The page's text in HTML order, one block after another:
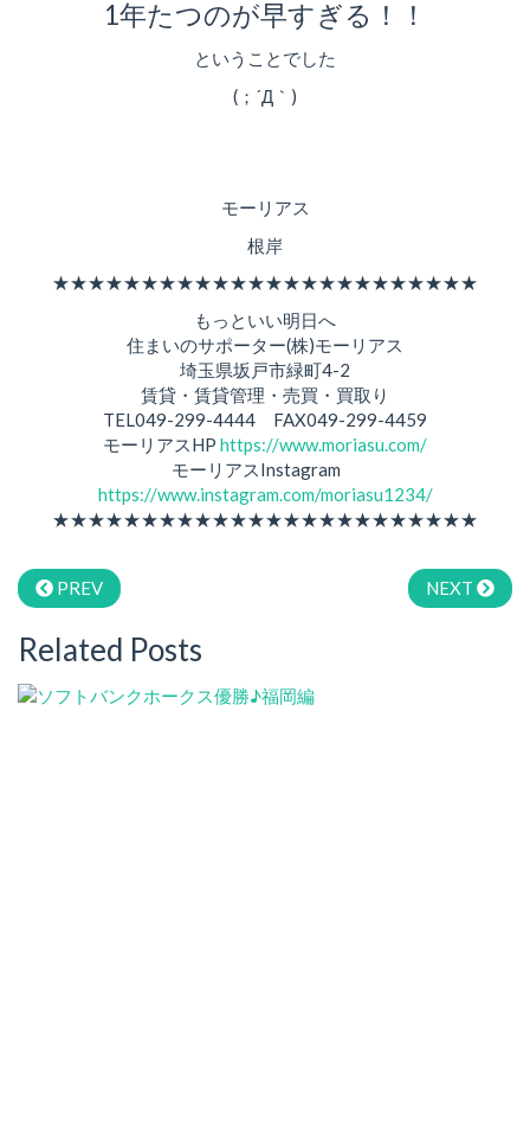
1年たつのが早すぎる！！
ということでした
(；´Д｀)
モーリアス
根岸
★★★★★★★★★★★★★★★★★★★★★★★★
もっといい明日へ
住まいのサポーター(株)モーリアス
埼玉県坂戸市緑町4-2
賃貸・賃貸管理・売買・買取り
TEL049-299-4444 FAX049-299-4459
モーリアスHP https://www.moriasu.com/
モーリアスInstagram
https://www.instagram.com/moriasu1234/
★★★★★★★★★★★★★★★★★★★★★★★★
PREV NEXT
Related Posts